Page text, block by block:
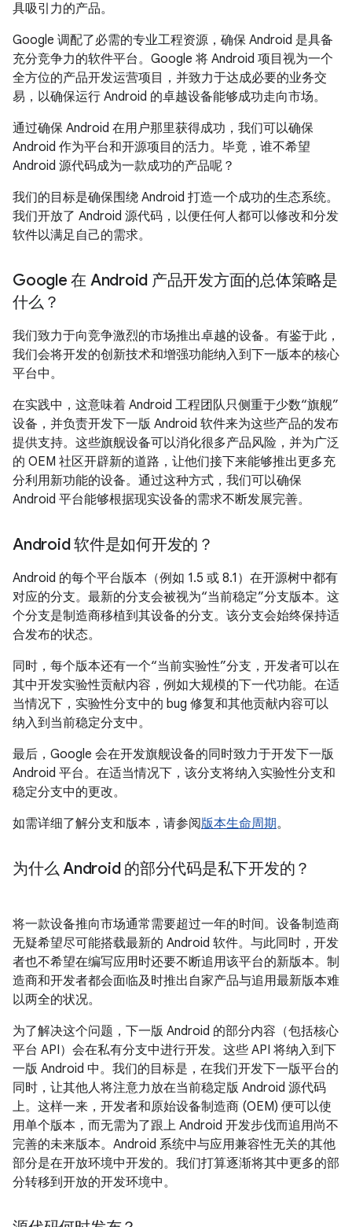
具吸引力的产品。
Google 调配了必需的专业工程资源，确保 Android 是具备
充分竞争力的软件平台。Google 将 Android 项目视为一个
全方位的产品开发运营项目，并致力于达成必要的业务交
易，以确保运行 Android 的卓越设备能够成功走向市场。
通过确保 Android 在用户那里获得成功，我们可以确保
Android 作为平台和开源项目的活力。毕竟，谁不希望
Android 源代码成为一款成功的产品呢？
我们的目标是确保围绕 Android 打造一个成功的生态系统。
我们开放了 Android 源代码，以便任何人都可以修改和分发
软件以满足自己的需求。
Google 在 Android 产品开发方面的总体策略是
什么？
我们致力于向竞争激烈的市场推出卓越的设备。有鉴于此，
我们会将开发的创新技术和增强功能纳入到下一版本的核心
平台中。
在实践中，这意味着 Android 工程团队只侧重于少数“旗舰”
设备，并负责开发下一版 Android 软件来为这些产品的发布
提供支持。这些旗舰设备可以消化很多产品风险，并为广泛
的 OEM 社区开辟新的道路，让他们接下来能够推出更多充
分利用新功能的设备。通过这种方式，我们可以确保
Android 平台能够根据现实设备的需求不断发展完善。
Android 软件是如何开发的？
Android 的每个平台版本（例如 1.5 或 8.1）在开源树中都有
对应的分支。最新的分支会被视为“当前稳定”分支版本。 这
个分支是制造商移植到其设备的分支。该分支会始终保持适
合发布的状态。
同时，每个版本还有一个“当前实验性”分支，开发者可以在
其中开发实验性贡献内容，例如大规模的下一代功能。 在适
当情况下，实验性分支中的 bug 修复和其他贡献内容可以
纳入到当前稳定分支中。
最后，Google 会在开发旗舰设备的同时致力于开发下一版
Android 平台。在适当情况下，该分支将纳入实验性分支和
稳定分支中的更改。
如需详细了解分支和版本，请参阅版本生命周期。
为什么 Android 的部分代码是私下开发的？
将一款设备推向市场通常需要超过一年的时间。设备制造商
无疑希望尽可能搭载最新的 Android 软件。与此同时，开发
者也不希望在编写应用时还要不断追用该平台的新版本。制
造商和开发者都会面临及时推出自家产品与追用最新版本难
以两全的状况。
为了解决这个问题，下一版 Android 的部分内容（包括核心
平台 API）会在私有分支中进行开发。这些 API 将纳入到下
一版 Android 中。我们的目标是，在我们开发下一版平台的
同时，让其他人将注意力放在当前稳定版 Android 源代码
上。这样一来，开发者和原始设备制造商 (OEM) 便可以使
用单个版本，而无需为了跟上 Android 开发步伐而追用尚不
完善的未来版本。Android 系统中与应用兼容性无关的其他
部分是在开放环境中开发的。我们打算逐渐将其中更多的部
分转移到开放的开发环境中。